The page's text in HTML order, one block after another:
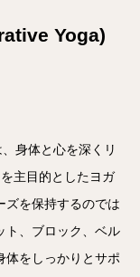
Yoga)
身体と心を深くリ
主目的としたヨガ
ズを保持するのでは
ト、ブロック、ベル
体をしっかりとサポ